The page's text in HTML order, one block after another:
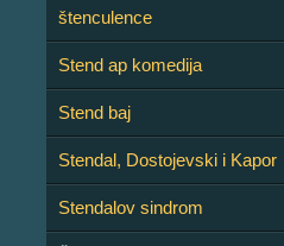
štenculence
Stend ap komedija
Stend baj
Stendal, Dostojevski i Kapor
Stendalov sindrom